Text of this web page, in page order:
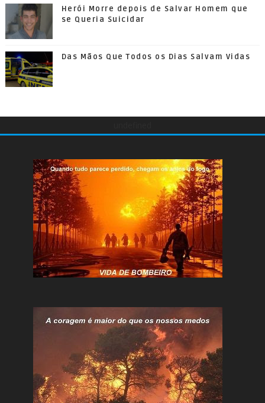
Herói Morre depois de Salvar Homem que
se Queria Suicidar
Das Mãos Que Todos os Dias Salvam Vidas